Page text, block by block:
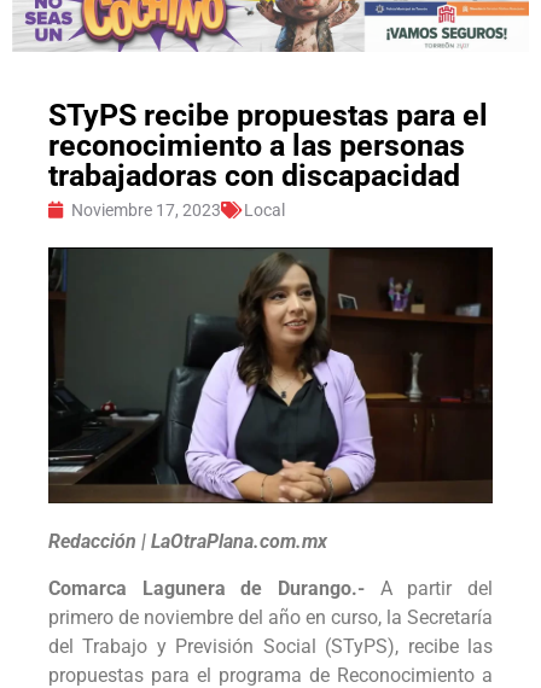
STyPS recibe propuestas para el
reconocimiento a las personas
trabajadoras con discapacidad
Noviembre 17, 2023 Local
Redacción | LaOtraPlana.com.mx
Comarca Lagunera de Durango.- A partir del
primero de noviembre del año en curso, la Secretaría
del Trabajo y Previsión Social (STyPS), recibe las
propuestas para el programa de Reconocimiento a